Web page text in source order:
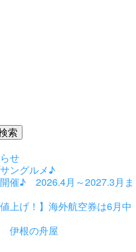
せ
ングルメ♪
催♪ 2026.4月～2027.3月ま
上げ！】海外航空券は6月中
伊根の舟屋